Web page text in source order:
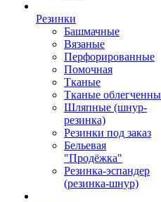
Резинки
Башмачные
Вязаные
Перфорированные
Помочная
Тканые
Тканые
Шляпные (шнур-
резинка)
Резинки под заказ
Бельевая
"Продёжка"
Резинка-эспандер
(резинка-шнур)